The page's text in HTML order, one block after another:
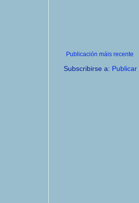
Publicación máis recente
Subscribirse a: